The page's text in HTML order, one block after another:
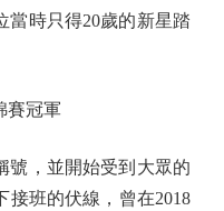
當時只得20歲的新星踏
冠軍
，並開始受到大眾的
接班的伏線，曾在2018